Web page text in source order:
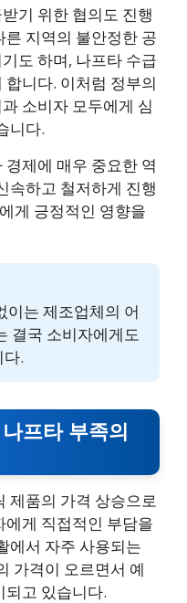
기 위한 협의도 진행
지역의 불안정한 공
도 하며, 나프타 수급
니다. 이처럼 정부의
소비자 모두에게 심
니다.
제에 매우 중요한 역
속하고 철저하게 진행
게 긍정적인 영향을
이는 제조업체의 어
결국 소비자에게도
.
프타 부족의
제품의 가격 상승으로
게 직접적인 부담을
에서 자주 사용되는
가격이 오르면서 예
되고 있습니다.